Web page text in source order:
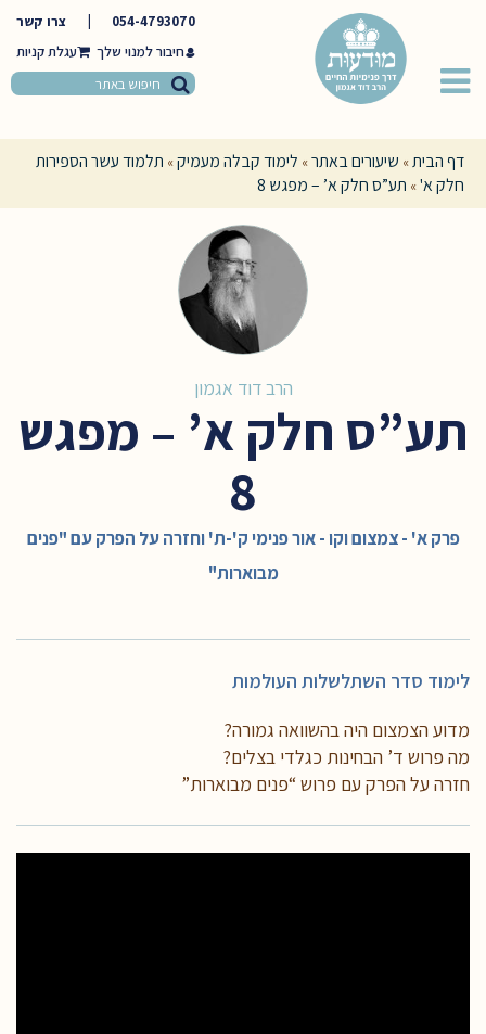
054-4793070
צרו קשר
חיבור למנוי שלך
דף הבית» שיעורים באתר» לימוד קבלה מעמיק» תלמוד עשר הספירות
חלק א'» תע”ס חלק א’ – מפגש 8
הרב דוד אגמון
תע”ס חלק א’ – מפגש
8
פרק א' - צמצום וקו - אור פנימי ק'-ת' וחזרה על הפרק עם "פנים
מבוארות"
לימוד סדר השתלשלות העולמות
מדוע הצמצום היה בהשוואה גמורה?
מה פרוש ד’ הבחינות כגלדי בצלים?
חזרה על הפרק עם פרוש “פנים מבוארות”